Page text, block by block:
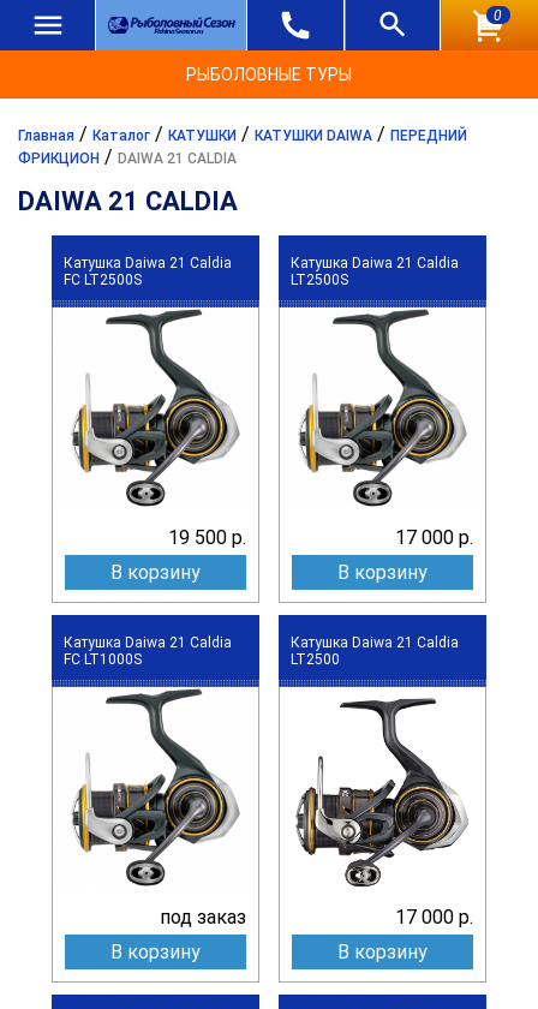
0
РЫБОЛОВНЫЕ ТУРЫ
Главная / Каталог / КАТУШКИ / КАТУШКИ DAIWA / ПЕРЕДНИЙ
ФРИКЦИОН / DAIWA 21 CALDIA
DAIWA 21 CALDIA
Катушка Daiwa 21 Caldia
FC LT2500S
19 500 р.
В корзину
Катушка Daiwa 21 Caldia
LT2500S
17 000 р.
В корзину
Катушка Daiwa 21 Caldia
FC LT1000S
под заказ
В корзину
Катушка Daiwa 21 Caldia
LT2500
17 000 р.
В корзину